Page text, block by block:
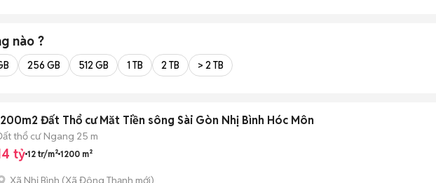
nào ?
256 GB 512 GB 1 TB 2 TB > 2 TB
Đất Thổ cư Măt Tiền sông Sài Gòn Nhị Bình Hóc Môn
thổ cư Ngang 25 m
tỷ 12 tr/m² 1200 m²
Xã Nhị Bình (Xã Đông Thạnh mới)